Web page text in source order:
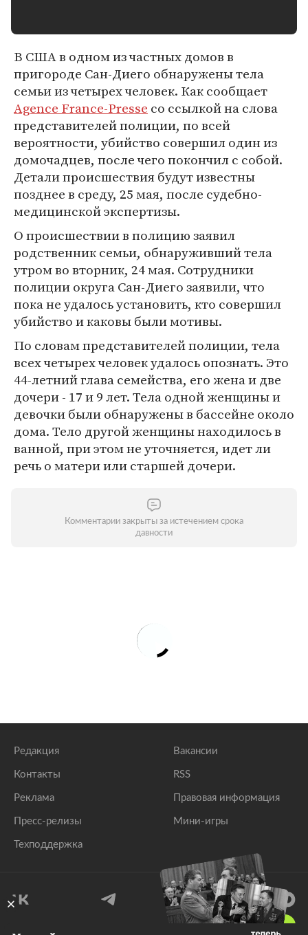
В США в одном из частных домов в
пригороде Сан-Диего обнаружены тела
семьи из четырех человек. Как сообщает
Agence France-Presse со ссылкой на слова
представителей полиции, по всей
вероятности, убийство совершил один из
домочадцев, после чего покончил с собой.
Детали происшествия будут известны
позднее в среду, 25 мая, после судебно-
медицинской экспертизы.
О происшествии в полицию заявил
родственник семьи, обнаруживший тела
утром во вторник, 24 мая. Сотрудники
полиции округа Сан-Диего заявили, что
пока не удалось установить, кто совершил
убийство и каковы были мотивы.
По словам представителей полиции, тела
всех четырех человек удалось опознать. Это
44-летний глава семейства, его жена и две
дочери - 17 и 9 лет. Тела одной женщины и
девочки были обнаружены в бассейне около
дома. Тело другой женщины находилось в
ванной, при этом не уточняется, идет ли
речь о матери или старшей дочери.
Комментарии закрыты за истечением срока
давности
Редакция
Контакты
Реклама
Пресс-релизы
Техподдержка
Вакансии
RSS
Правовая информация
Мини-игры